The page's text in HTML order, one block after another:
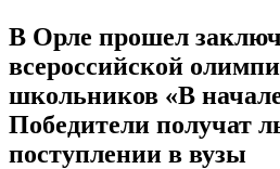
В Орле прошел
всероссийской
школьников «В
Победители получат
поступлении в вузы